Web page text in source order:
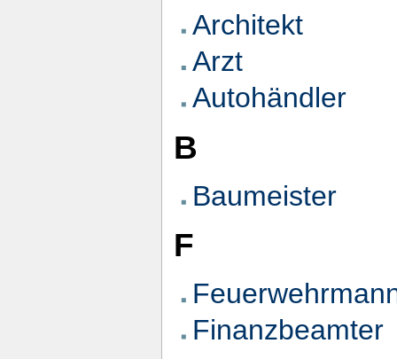
Architekt
Arzt
Autohändler
B
Baumeister
F
Finanzbeamter